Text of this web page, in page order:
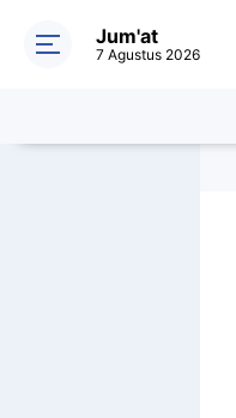
Jum'at
7 Agustus 2026